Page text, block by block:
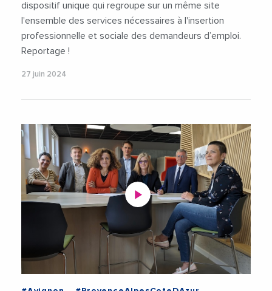
dispositif unique qui regroupe sur un même site
l'ensemble des services nécessaires à l'insertion
professionnelle et sociale des demandeurs d’emploi.
Reportage !
27 juin 2024